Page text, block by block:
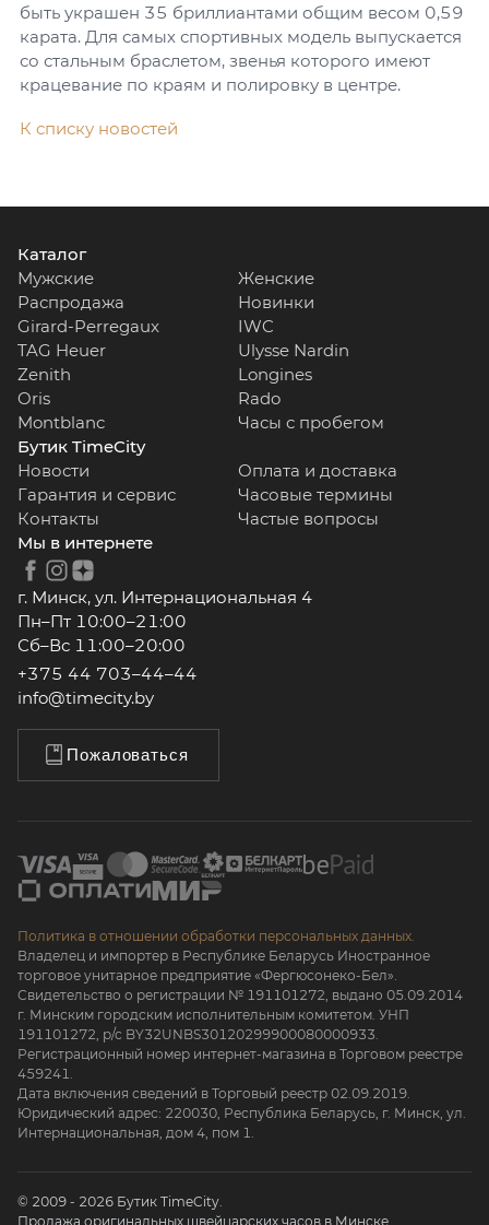
быть украшен 35 бриллиантами общим весом 0,59
карата. Для самых спортивных модель выпускается
со стальным браслетом, звенья которого имеют
крацевание по краям и полировку в центре.
К списку новостей
Каталог
Мужские
Женские
Распродажа
Новинки
Girard-Perregaux
IWC
TAG Heuer
Ulysse Nardin
Zenith
Longines
Oris
Rado
Montblanc
Часы с пробегом
Бутик TimeCity
Новости
Оплата и доставка
Гарантия и сервис
Часовые термины
Контакты
Частые вопросы
Мы в интернете
г. Минск, ул. Интернациональная 4
Пн–Пт 10:00–21:00
Сб–Вс 11:00–20:00
+375 44 703–44–44
info@timecity.by
Пожаловаться
Политика в отношении обработки персональных данных.
Владелец и импортер в Республике Беларусь Иностранное
торговое унитарное предприятие «Фергюсонеко-Бел».
Свидетельство о регистрации № 191101272, выдано 05.09.2014
г. Минским городским исполнительным комитетом. УНП
191101272, р/с BY32UNBS30120299900080000933.
Регистрационный номер интернет-магазина в Торговом реестре
459241.
Дата включения сведений в Торговый реестр 02.09.2019.
Юридический адрес: 220030, Республика Беларусь, г. Минск, ул.
Интернациональная, дом 4, пом 1.
© 2009 - 2026 Бутик TimeCity.
Продажа оригинальных швейцарских часов в Минске.